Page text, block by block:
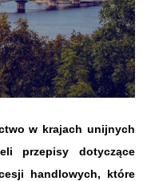
w krajach unijnych
przepisy dotyczące
handlowych, które